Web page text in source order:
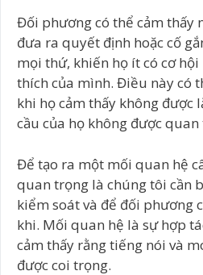
Đối phương có thể cảm thấy
đưa ra quyết định hoặc cố
mọi thứ, khiến họ ít có cơ
thích của mình. Điều này có
khi họ cảm thấy không được
cầu của họ không được
Để tạo ra một mối quan hệ
quan trọng là chúng tôi cần
kiểm soát và để đối phương
khi. Mối quan hệ là sự hợp
cảm thấy rằng tiếng nói và
được coi trọng.